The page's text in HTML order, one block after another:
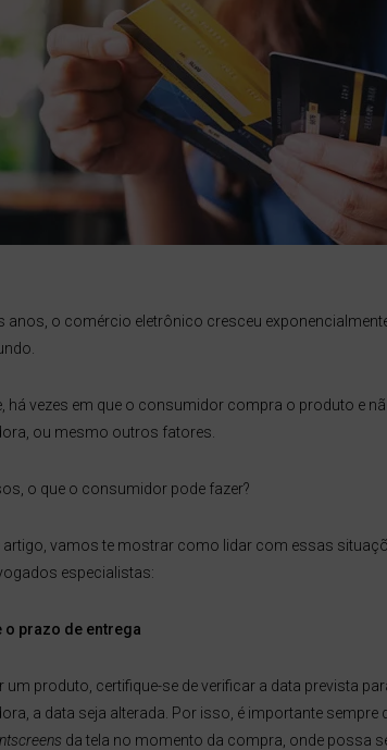
anos, o comércio eletrônico cresceu
há vezes em que o consumidor compra o produto e
ou mesmo outros fatores.
o que o consumidor pode fazer?
artigo, vamos te mostrar como lidar com essas
especialistas:
o prazo de entrega
um produto, certifique-se de verificar a data prevista
a data seja alterada. Por isso, é importante
da tela no momento da compra, onde possa